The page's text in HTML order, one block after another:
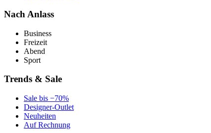
Nach Anlass
Business
Freizeit
Abend
Sport
Trends & Sale
Sale bis −70%
Designer-Outlet
Neuheiten
Auf Rechnung